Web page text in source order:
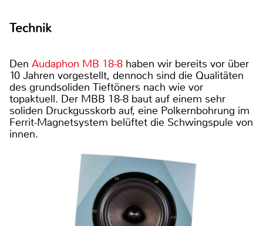
Technik
Den Audaphon MB 18-8 haben wir bereits vor über
10 Jahren vorgestellt, dennoch sind die Qualitäten
des grundsoliden Tieftöners nach wie vor
topaktuell. Der MBB 18-8 baut auf einem sehr
soliden Druckgusskorb auf, eine Polkernbohrung im
Ferrit-Magnetsystem belüftet die Schwingspule von
innen.